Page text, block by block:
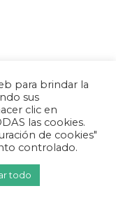
para brindar la
sus
clic en
las cookies.
de cookies"
controlado.
todo